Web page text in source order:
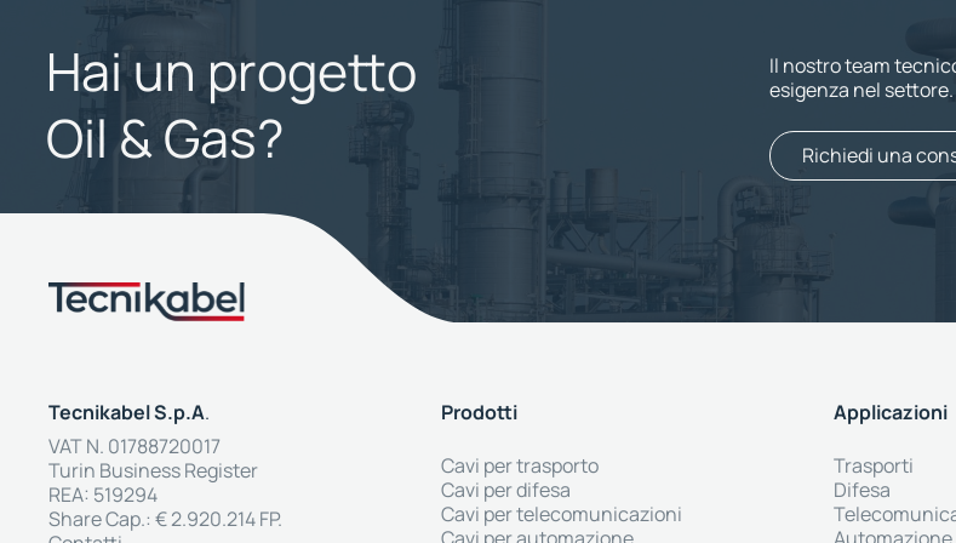
Hai un progetto
Oil & Gas?
Il nostro team
esigenza nel settore.
Richiedi una
Tecnikabel S.p.A.
VAT N. 01788720017
Turin Business Register
REA: 519294
Share Cap.: € 2.920.214 FP.
Prodotti
Cavi per trasporto
Cavi per difesa
Cavi per telecomunicazioni
Applicazioni
Trasporti
Difesa